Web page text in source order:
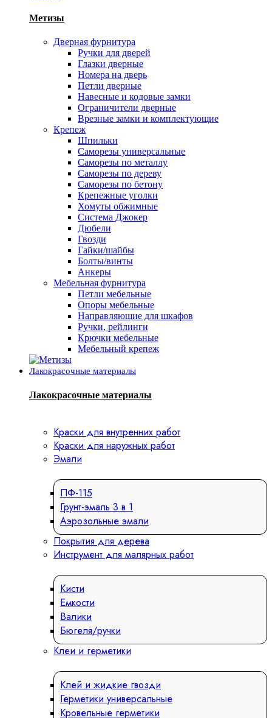
Метизы
Дверная фурнитура
Ручки для дверей
Глазки дверные
Номера на дверь
Петли дверные
Навесные и кодовые замки
Ограничители дверные
Врезные замки и комплектующие
Крепеж
Шпильки
Саморезы универсальные
Саморезы по металлу
Саморезы по дереву
Саморезы по бетону
Крепежные уголки
Хомуты обжимные
Система Джокер
Дюбели
Гвозди
Гайки/шайбы
Болты/винты
Анкеры
Мебельная фурнитура
Петли мебельные
Опоры мебельные
Направляющие для шкафов
Ручки, рейлинги
Крючки мебельные
Мебельный крепеж
Лакокрасочные материалы
Лакокрасочные материалы
Краски для внутренних работ
Краски для наружных работ
Эмали
ПФ-115
Грунт-эмаль 3 в 1
Аэрозольные эмали
Покрытия для дерева
Инструмент для малярных работ
Кисти
Емкости
Валики
Бюгеля/ручки
Клеи и герметики
Клей и жидкие гвозди
Герметики универсальные
Кровельные герметики